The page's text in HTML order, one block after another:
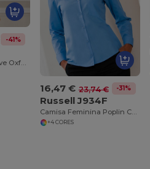
-41%
Women's short sleeve Oxford shirt
16,47 € 23,74 € -31%
Russell J934F
Camisa Feminina Poplin Conforto e Estilo
+4 CORES